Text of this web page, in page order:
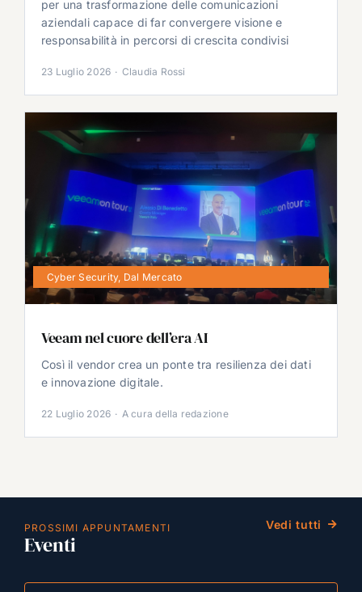
per una trasformazione delle comunicazioni
aziendali capace di far convergere visione e
responsabilità in percorsi di crescita condivisi
23 Luglio 2026 · Claudia Rossi
Cyber Security, Dal Mercato
Veeam nel cuore dell’era AI
Così il vendor crea un ponte tra resilienza dei dati
e innovazione digitale.
22 Luglio 2026 · A cura della redazione
PROSSIMI APPUNTAMENTI
Eventi
Vedi tutti